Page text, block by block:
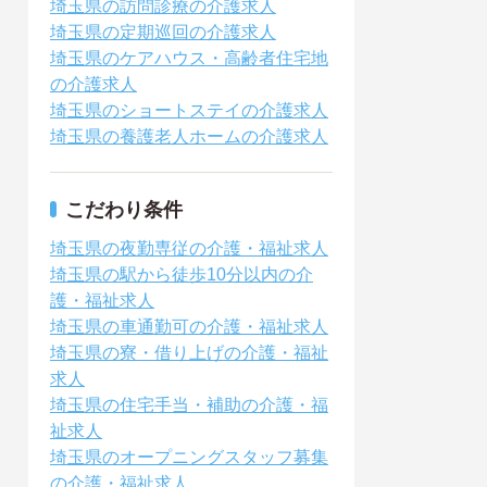
埼玉県の訪問診療の介護求人
埼玉県の定期巡回の介護求人
埼玉県のケアハウス・高齢者住宅地
の介護求人
埼玉県のショートステイの介護求人
埼玉県の養護老人ホームの介護求人
こだわり条件
埼玉県の夜勤専従の介護・福祉求人
埼玉県の駅から徒歩10分以内の介
護・福祉求人
埼玉県の車通勤可の介護・福祉求人
埼玉県の寮・借り上げの介護・福祉
求人
埼玉県の住宅手当・補助の介護・福
祉求人
埼玉県のオープニングスタッフ募集
の介護・福祉求人